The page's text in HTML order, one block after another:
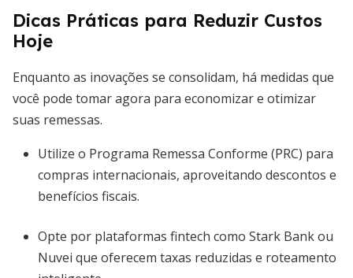
Dicas Práticas para Reduzir Custos
Hoje
Enquanto as inovações se consolidam, há medidas que
você pode tomar agora para economizar e otimizar
suas remessas.
Utilize o Programa Remessa Conforme (PRC) para
compras internacionais, aproveitando descontos e
benefícios fiscais.
Opte por plataformas fintech como Stark Bank ou
Nuvei que oferecem taxas reduzidas e roteamento